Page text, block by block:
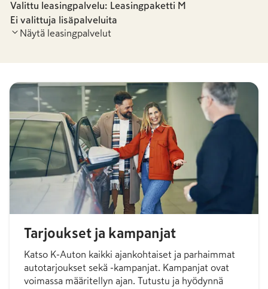
Valittu leasingpalvelu: Leasingpaketti M
40,35 €/kk 1 266,16 €
Ei valittuja lisäpalveluita
Näytä leasingpalvelut
Tarjoukset ja kampanjat
Katso K-Auton kaikki ajankohtaiset ja parhaimmat
autotarjoukset sekä -kampanjat. Kampanjat ovat
voimassa määritellyn ajan. Tutustu ja hyödynnä